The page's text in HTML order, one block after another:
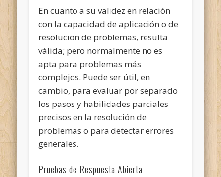
En cuanto a su validez en relación
con la capacidad de aplicación o de
resolución de problemas, resulta
válida; pero normalmente no es
apta para problemas más
complejos. Puede ser útil, en
cambio, para evaluar por separado
los pasos y habilidades parciales
precisos en la resolución de
problemas o para detectar errores
generales.
Pruebas de Respuesta Abierta